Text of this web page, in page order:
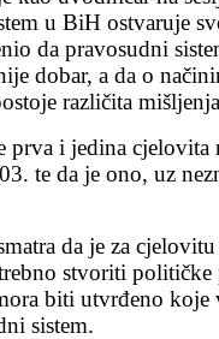
u BiH ostvaruje
da pravosudni
dobar, a da o
različita
prva i jedina cjelovita
te da je ono, uz
da je za
stvoriti političke
biti utvrđeno koje
sistem.